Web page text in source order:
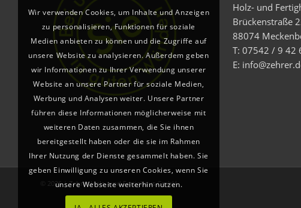
Holz- und
Brückenstraße
88074
T: 07542 / 9 42
E:
© 2026 | Zehrer Holz- und Fertighaus GmbH
Wir verwenden Cookies, um Inhalte und Anzeigen
zu personalisieren, Funktionen für soziale
Medien anbieten zu können und die Zugriffe auf
unsere Website zu analysieren. Außerdem geben
wir Informationen zu Ihrer Verwendung unserer
Website an unsere Partner für soziale Medien,
Werbung und Analysen weiter. Unsere Partner
führen diese Informationen möglicherweise mit
weiteren Daten zusammen, die Sie ihnen
bereitgestellt haben oder die sie im Rahmen
Ihrer Nutzung der Dienste gesammelt haben. Sie
geben Einwilligung zu unseren Cookies, wenn Sie
unsere Webseite weiterhin nutzen.